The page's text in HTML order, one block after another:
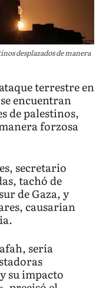
desplazados de manera
terrestre en
encuentran
de palestinos,
forzosa
secretario
tachó de
de Gaza, y
causarían
sería
su impacto